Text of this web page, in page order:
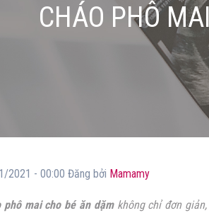
CHÁO PHÔ
2021 - 00:00 Đăng bởi Mamamy
phô mai cho bé ăn dặmkhông chỉ đơn